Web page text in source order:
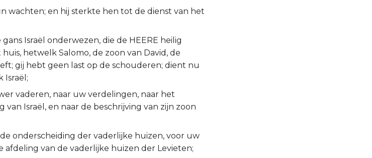
wachten; en hij sterkte hen tot de dienst van het
Israël onderwezen, die de HEERE heilig
hetwelk Salomo, de zoon van David, de
gij hebt geen last op de schouderen; dient nu
Israël;
vaderen, naar uw verdelingen, naar het
van Israël, en naar de beschrijving van zijn zoon
onderscheiding der vaderlijke huizen, voor uw
afdeling van de vaderlijke huizen der Levieten;